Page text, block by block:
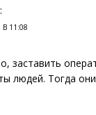
:
В 11:08
заставить
людей. Тогда